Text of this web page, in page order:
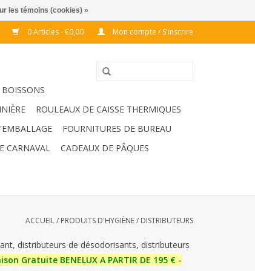
0 Articles - €0,00 Mon compte / S'inscrire
BOISSONS
ROULEAUX DE CAISSE THERMIQUES
FOURNITURES DE BUREAU
CARNAVAL
CADEAUX DE PÂQUES
ACCUEIL/ PRODUITS D'HYGIÈNE/ DISTRIBUTEURS
distributeurs de désodorisants, distributeurs
Gratuite BENELUX A PARTIR DE 195 € -
les témoins (cookies) »